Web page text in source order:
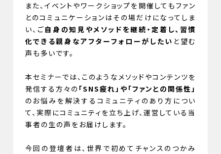
また、イベントやワークショップを開催してもファン
とのコミュニケーションはその場だけになってしま
い、ご自身の知見やメソッドを継続・定着し、習慣
化できる親身なアフターフォローがしたい と望む
声も多いです。
本セミナーでは、このようなメソッドやコンテンツを
発信する方々の 「SNS疲れ」や「ファンとの関係性」
のお悩みを解決するコミュニティのあり方につい
て、実際にコミュニティを立ち上げ、運営している当
事者の生の声をお届けします。
今回の登壇者は、世界で初めてチャンスのつかみ